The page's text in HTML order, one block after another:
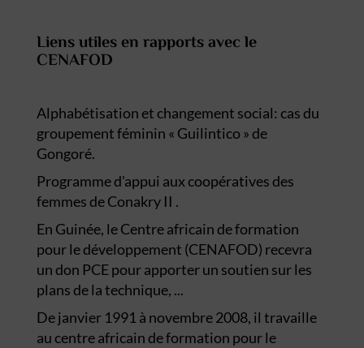
Liens utiles en rapports avec le
CENAFOD
Alphabétisation et changement social: cas du
groupement féminin « Guilintico » de
Gongoré.
Programme d'appui aux coopératives des
femmes de Conakry II .
En Guinée, le Centre africain de formation
pour le développement (CENAFOD) recevra
un don PCE pour apporter un soutien sur les
plans de la technique, ...
De janvier 1991 à novembre 2008, il travaille
au centre africain de formation pour le